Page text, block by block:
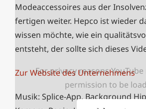
Modeaccessoires aus der
fertigen weiter. Hepco ist wieder
wissen möchte, wie ein
entsteht, der sollte sich dieses
Zur Website des Unternehmens
Musik: Splice-App, Background
For privacy reasons
permission to be